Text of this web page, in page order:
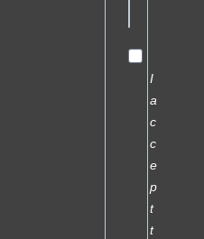
I
a
c
c
e
p
t
t